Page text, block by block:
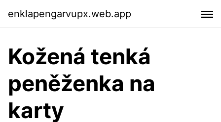
enklapengarvupx.web.app
Kožená tenká
peněženka na
karty